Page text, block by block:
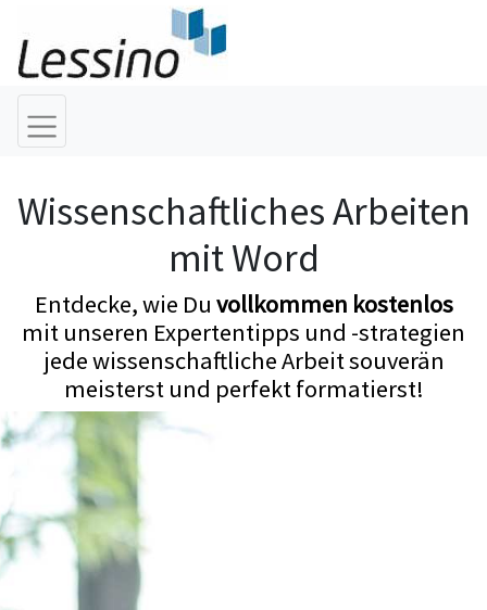
Wissenschaftliches Arbeiten
mit Word
Entdecke, wie Du vollkommen kostenlos
mit unseren Expertentipps und -strategien
jede wissenschaftliche Arbeit souverän
meisterst und perfekt formatierst!